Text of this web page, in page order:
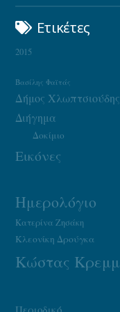
Ετικέτες
2015
Βασίλης Φαϊτάς
Δήμος Χλωπτσιούδης
Διήγημα
Δοκίμιο
Εικόνες
Ημερολόγιο
Κατερίνα Ζησάκη
Κλεονίκη Δρούγκα